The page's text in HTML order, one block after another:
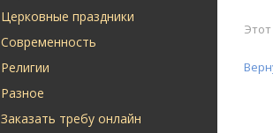
Церковные праздники
Современность
Религии
Разное
Заказать требу онлайн